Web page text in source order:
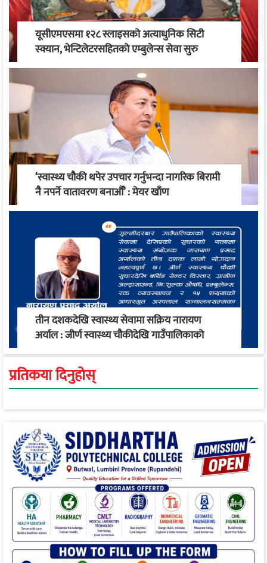
यूसीएमएसमा १२८ स्लाइसको अत्याधुनिक सिटी
स्क्यान, भेन्टिलेटरसहितको एम्बुलेन्स सेवा सुरु
‘स्वास्थ्य चौकी थपेर उपचार गर्नुभन्दा नागरिक बिरामी
नै नपर्ने वातावरण बनाऔँ’ : मेयर खाँण
तीन दशकदेखि स्वास्थ्य सेवामा सक्रिय नारायण
अर्याल : जीर्ण स्वास्थ्य चौकीदेखि गाउँपालिकाको
स्वास्थ्य रूपान्तरण सम्म
प्रतिकया दिनुहोस्